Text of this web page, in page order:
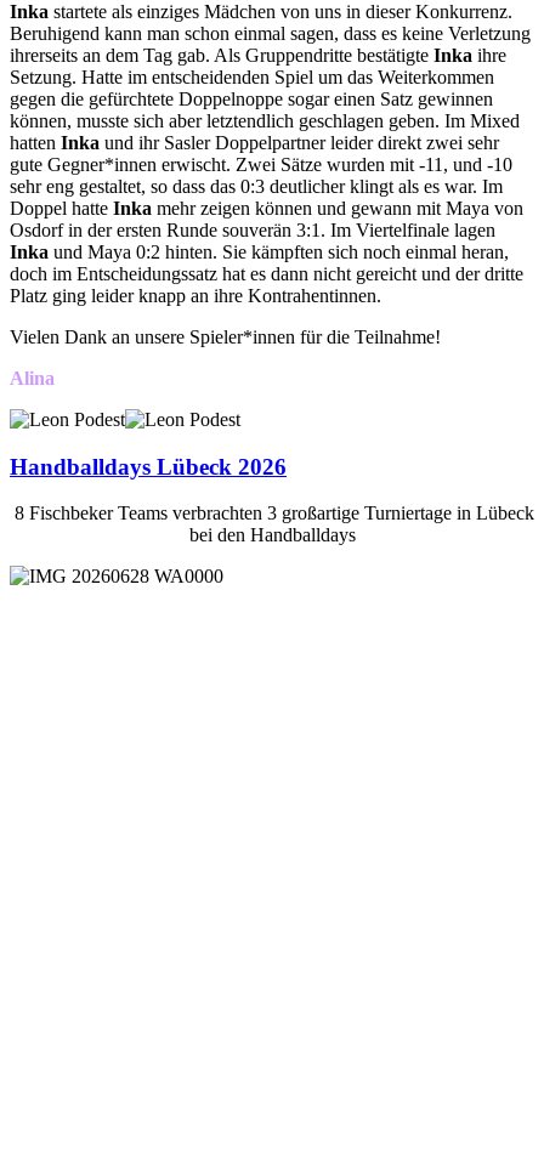
Inka startete als einziges Mädchen von uns in dieser Konkurrenz.
Beruhigend kann man schon einmal sagen, dass es keine Verletzung
ihrerseits an dem Tag gab. Als Gruppendritte bestätigte Inka ihre
Setzung. Hatte im entscheidenden Spiel um das Weiterkommen
gegen die gefürchtete Doppelnoppe sogar einen Satz gewinnen
können, musste sich aber letztendlich geschlagen geben. Im Mixed
hatten Inka und ihr Sasler Doppelpartner leider direkt zwei sehr
gute Gegner*innen erwischt. Zwei Sätze wurden mit -11, und -10
sehr eng gestaltet, so dass das 0:3 deutlicher klingt als es war. Im
Doppel hatte Inka mehr zeigen können und gewann mit Maya von
Osdorf in der ersten Runde souverän 3:1. Im Viertelfinale lagen
Inka und Maya 0:2 hinten. Sie kämpften sich noch einmal heran,
doch im Entscheidungssatz hat es dann nicht gereicht und der dritte
Platz ging leider knapp an ihre Kontrahentinnen.
Vielen Dank an unsere Spieler*innen für die Teilnahme!
Alina
Handballdays Lübeck 2026
8 Fischbeker Teams verbrachten 3 großartige Turniertage in Lübeck
bei den Handballdays